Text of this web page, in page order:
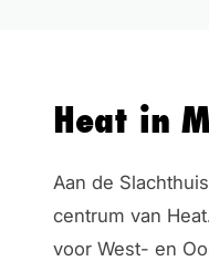
Heat in
Aan de
centrum van
voor West- en